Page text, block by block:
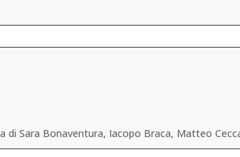
Sara Bonaventura, Iacopo Braca, Matteo